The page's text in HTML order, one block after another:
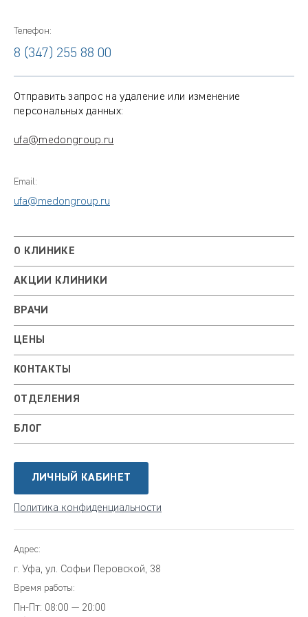
Телефон:
8 (347) 255 88 00
Отправить запрос на удаление или изменение
персональных данных:
ufa@medongroup.ru
Email:
ufa@medongroup.ru
О КЛИНИКЕ
АКЦИИ КЛИНИКИ
ВРАЧИ
ЦЕНЫ
КОНТАКТЫ
ОТДЕЛЕНИЯ
БЛОГ
ЛИЧНЫЙ КАБИНЕТ
Политика конфиденциальности
Адрес:
г. Уфа, ул. Софьи Перовской, 38
Время работы:
Пн-Пт: 08:00 — 20:00